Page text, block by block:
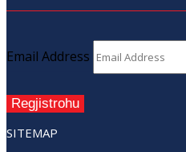
Email Address
Regjistrohu
SITEMAP